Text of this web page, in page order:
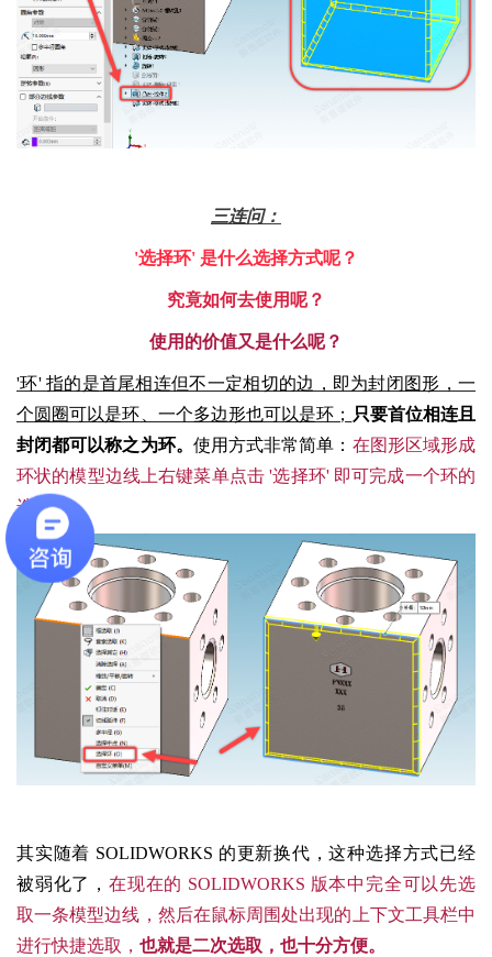
三连问：
'选择环' 是什么选择方式呢？
究竟如何去使用呢？
使用的价值又是什么呢？
'环' 指的是首尾相连但不一定相切的边，即为封闭图形，一
个圆圈可以是环、一个多边形也可以是环； 只要首位相连且
封闭都可以称之为环。 使用方式非常简单： 在图形区域形成
环状的模型边线上右键菜单点击 '选择环' 即可完成一个环的
选择。
其实随着 SOLIDWORKS 的更新换代，这种选择方式已经
被弱化了， 在现在的 SOLIDWORKS 版本中完全可以先选
取一条模型边线，然后在鼠标周围处出现的上下文工具栏中
进行快捷选取， 也就是二次选取，也十分方便。